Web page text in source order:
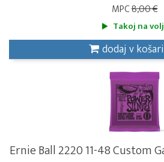
MPC8,00 €
Takoj na
dodaj v
Ernie Ball 2220 11-48 Custom